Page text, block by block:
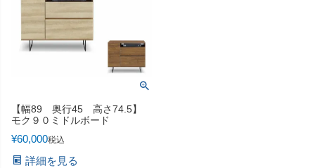
【幅89 奥行45 高さ74.5】
モク９０ミドルボード
¥60,000税込
詳細を見る